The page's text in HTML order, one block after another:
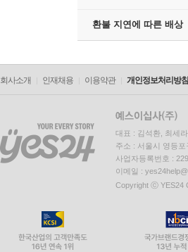
환불 지연에 따른 배상
회사소개 인재채용 이용약관 개인정보처리방침
대표 : 김석환, 최세라
주소 : 서울시 영등
사업자등록번호 :
이메일 :
Copyright ⓒ YES24